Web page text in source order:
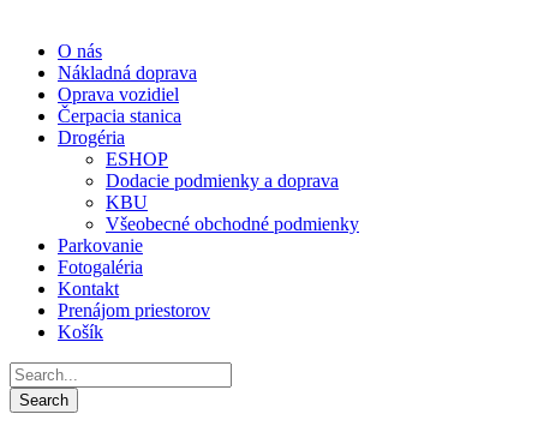
O nás
Nákladná doprava
Oprava vozidiel
Čerpacia stanica
Drogéria
ESHOP
Dodacie podmienky a doprava
KBU
Všeobecné obchodné podmienky
Parkovanie
Fotogaléria
Kontakt
Prenájom priestorov
Košík